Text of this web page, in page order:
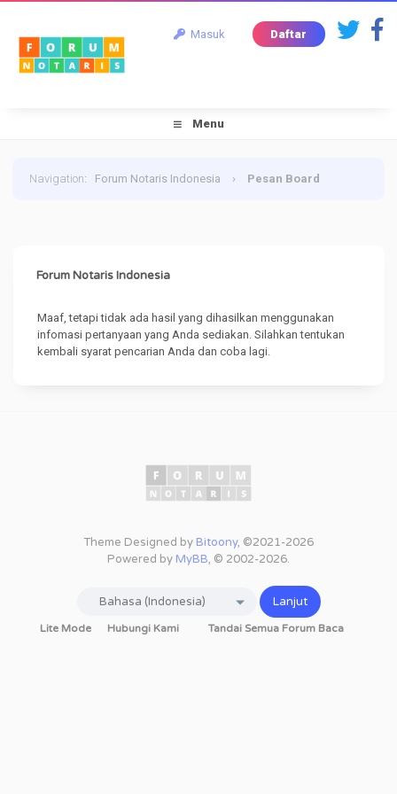
Masuk Daftar
Menu
Navigation: Forum Notaris Indonesia › Pesan Board
Forum Notaris Indonesia
Maaf, tetapi tidak ada hasil yang dihasilkan menggunakan
infomasi pertanyaan yang Anda sediakan. Silahkan tentukan
kembali syarat pencarian Anda dan coba lagi.
Theme Designed by Bitoony, ©2021-2026
Powered by MyBB, © 2002-2026.
Lite Mode Hubungi Kami Tandai Semua Forum Baca